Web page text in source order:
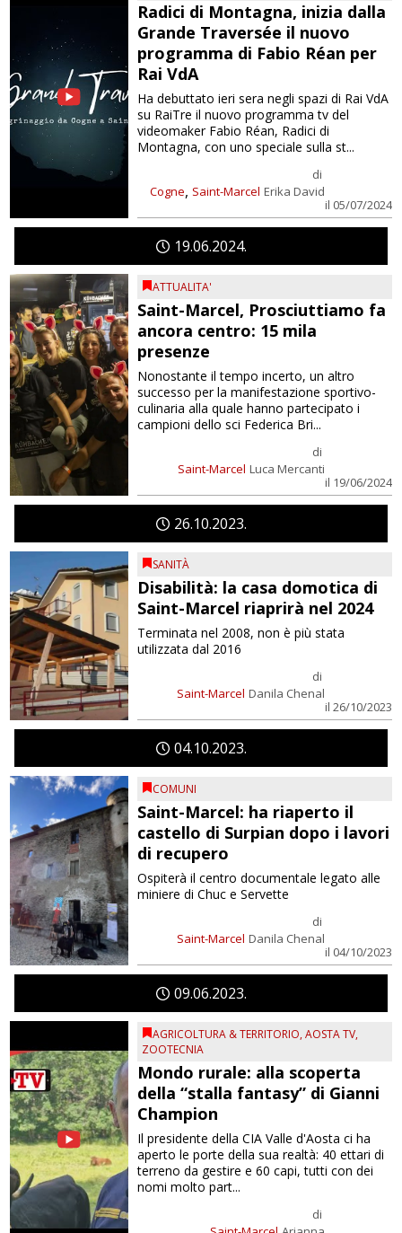
Radici di Montagna, inizia dalla
Grande Traversée il nuovo
programma di Fabio Réan per
Rai VdA
Cogne, Saint-Marcel
di
Erika David
il 05/07/2024
Ha debuttato ieri sera negli spazi di Rai VdA
su RaiTre il nuovo programma tv del
videomaker Fabio Réan, Radici di
Montagna, con uno speciale sulla st...
1906 2024
ATTUALITA'
Saint-Marcel, Prosciuttiamo fa
ancora centro: 15 mila
presenze
Saint-Marcel
di
Luca Mercanti
il 19/06/2024
Nonostante il tempo incerto, un altro
successo per la manifestazione sportivo-
culinaria alla quale hanno partecipato i
campioni dello sci Federica Bri...
26 10 2023
SANITÀ
Disabilità: la casa domotica di
Saint-Marcel riaprirà nel 2024
Saint-Marcel
di
Danila Chenal
il 26/10/2023
Terminata nel 2008, non è più stata
utilizzata dal 2016
04 10 2023
COMUNI
Saint-Marcel: ha riaperto il
castello di Surpian dopo i lavori
di recupero
Saint-Marcel
di
Danila Chenal
il 04/10/2023
Ospiterà il centro documentale legato alle
miniere di Chuc e Servette
0906 2023
AGRICOLTURA & TERRITORIO,AOSTA TV,
ZOOTECNIA
Mondo rurale: alla scoperta
della “stalla fantasy” di Gianni
Champion
di
Il presidente della CIA Valle d'Aosta ci ha
aperto le porte della sua realtà: 40 ettari di
terreno da gestire e 60 capi, tutti con dei
nomi molto part...